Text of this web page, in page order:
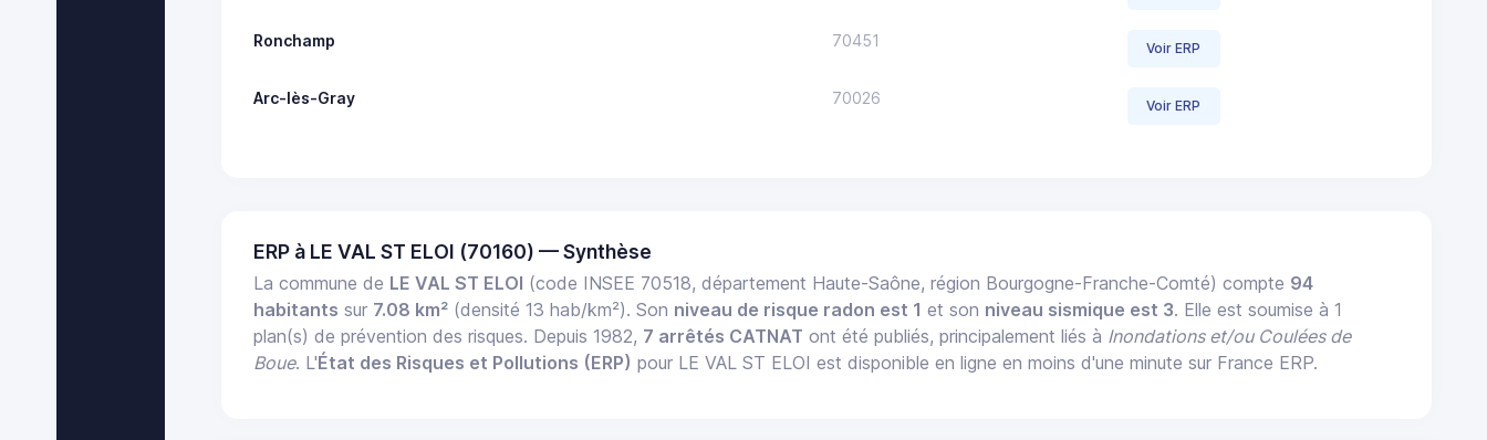
Ronchamp 70451 Voir ERP
Arc-lès-Gray 70026 Voir ERP
ERP à LE VAL ST ELOI (70160) — Synthèse
La commune de LE VAL ST ELOI (code INSEE 70518, département Haute-Saône, région Bourgogne-Franche-Comté) compte 94
habitants sur 7.08 km² (densité 13 hab/km²). Son niveau de risque radon est 1 et son niveau sismique est 3. Elle est soumise à 1
plan(s) de prévention des risques. Depuis 1982, 7 arrêtés CATNAT ont été publiés, principalement liés à Inondations et/ou Coulées de
Boue. L'État des Risques et Pollutions (ERP) pour LE VAL ST ELOI est disponible en ligne en moins d'une minute sur France ERP.